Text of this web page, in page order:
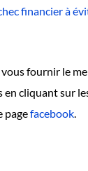
financier à
fournir le
en cliquant sur
pagefacebook.